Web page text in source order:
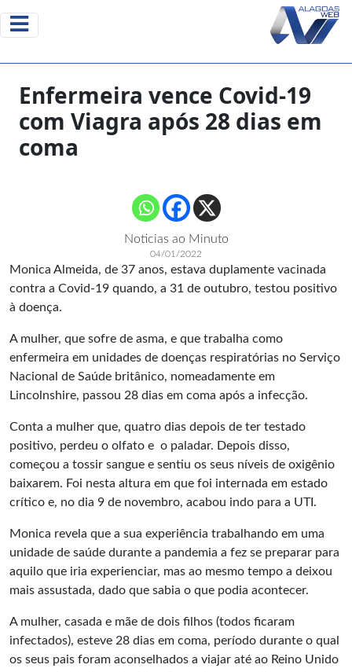
Enfermeira vence Covid-19
com Viagra após 28 dias em
coma
Noticias ao Minuto
04/01/2022
Monica Almeida, de 37 anos, estava duplamente vacinada
contra a Covid-19 quando, a 31 de outubro, testou positivo
à doença.
A mulher, que sofre de asma, e que trabalha como
enfermeira em unidades de doenças respiratórias no Serviço
Nacional de Saúde britânico, nomeadamente em
Lincolnshire, passou 28 dias em coma após a infecção.
Conta a mulher que, quatro dias depois de ter testado
positivo, perdeu o olfato e o paladar. Depois disso,
começou a tossir sangue e sentiu os seus níveis de oxigênio
baixarem. Foi nesta altura em que foi internada em estado
crítico e, no dia 9 de novembro, acabou indo para a UTI.
Monica revela que a sua experiência trabalhando em uma
unidade de saúde durante a pandemia a fez se preparar para
aquilo que iria experienciar, mas ao mesmo tempo a deixou
mais assustada, dado que sabia o que podia acontecer.
A mulher, casada e mãe de dois filhos (todos ficaram
infectados), esteve 28 dias em coma, período durante o qual
os seus pais foram aconselhados a viajar até ao Reino Unido